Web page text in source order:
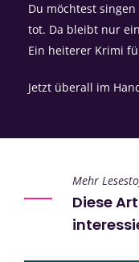
Du möchtest
tot. Da bleibt nur
Ein heiterer Krimi
Jetzt überall im
Mehr
Diese